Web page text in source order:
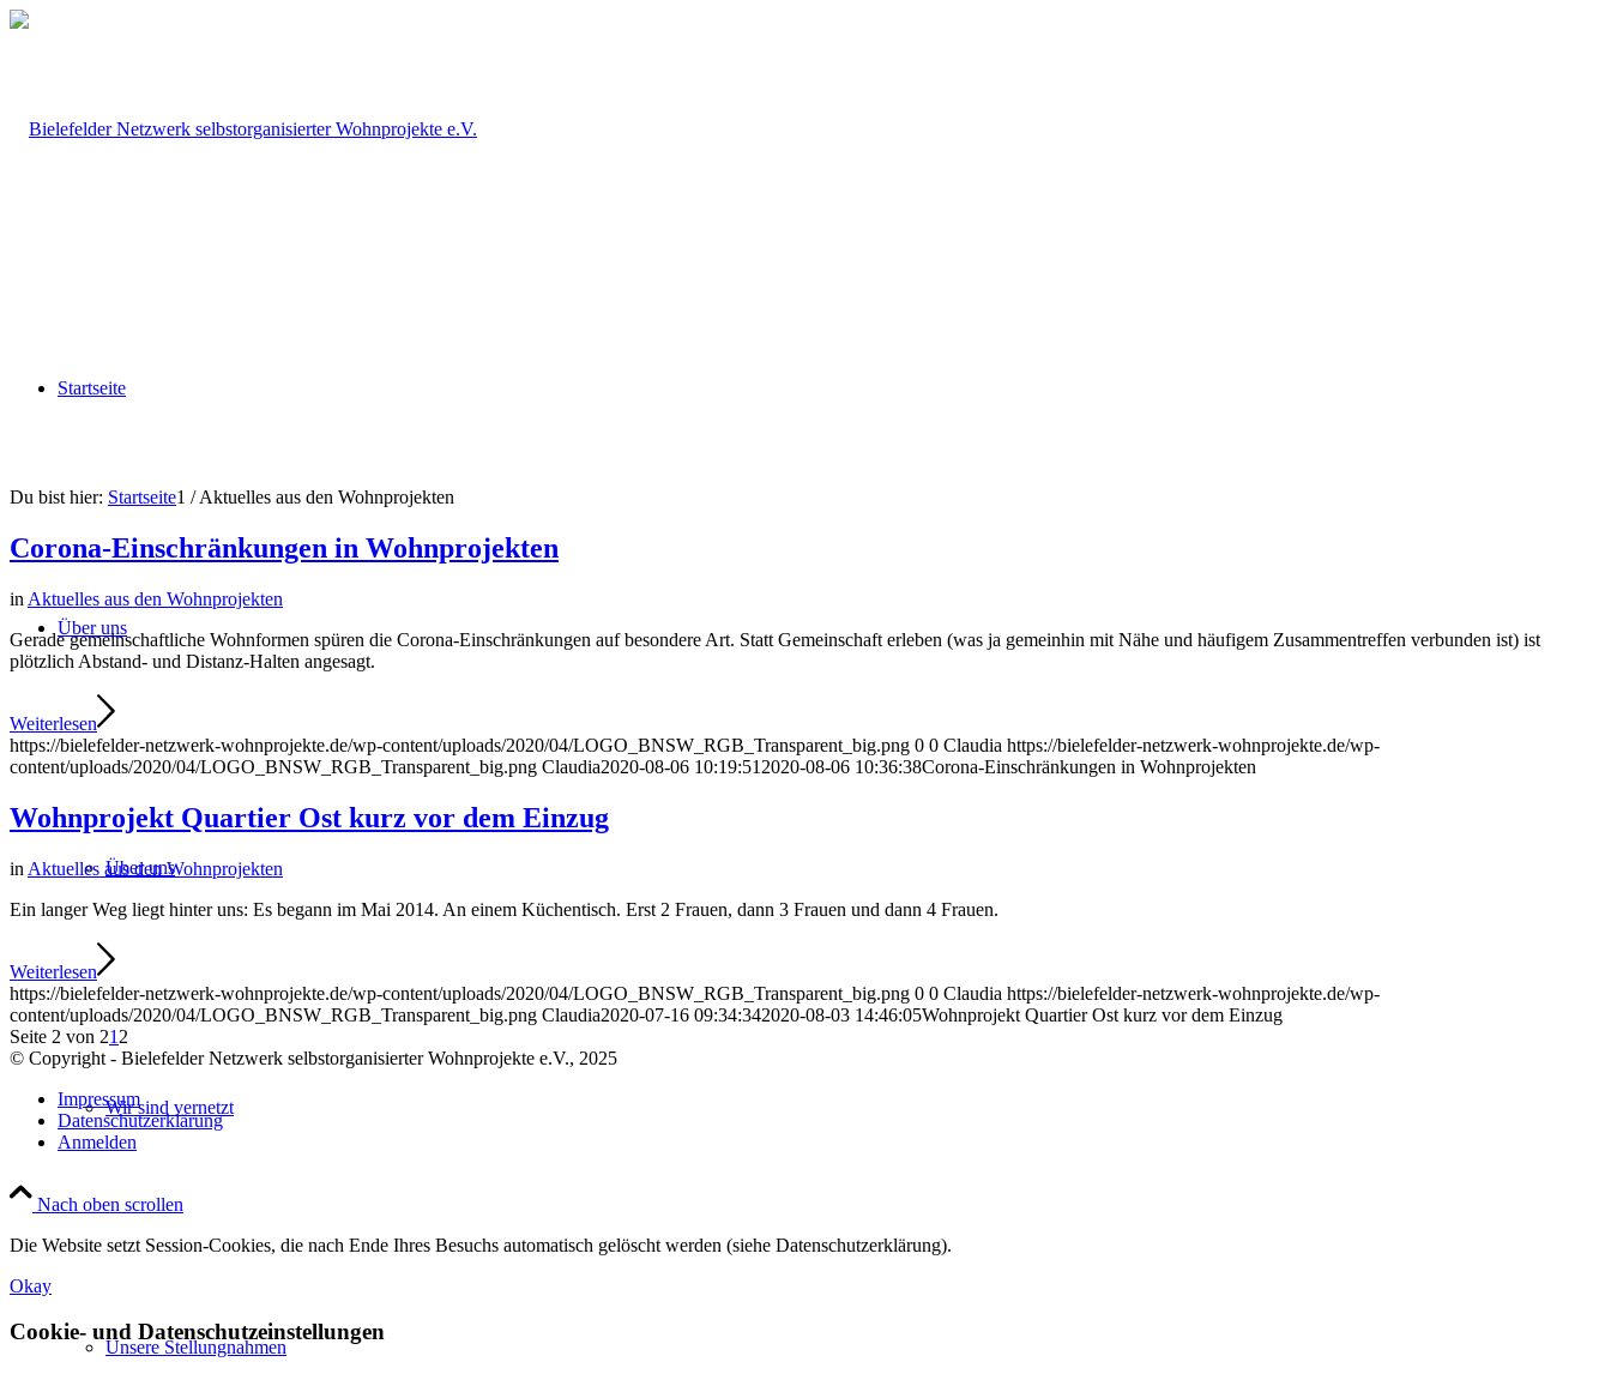
Startseite
Über uns
Über uns
Wir sind vernetzt
Unsere Stellungnahmen
Du bist hier: Startseite1 / Aktuelles aus den Wohnprojekten
Corona-Einschränkungen in Wohnprojekten
in Aktuelles aus den Wohnprojekten
Gerade gemeinschaftliche Wohnformen spüren die Corona-Einschränkungen auf besondere Art. Statt Gemeinschaft erleben (was ja gemeinhin mit Nähe und häufigem Zusammentreffen verbunden ist) ist
plötzlich Abstand- und Distanz-Halten angesagt.
Weiterlesen
https://bielefelder-netzwerk-wohnprojekte.de/wp-content/uploads/2020/04/LOGO_BNSW_RGB_Transparent_big.png 0 0 Claudia https://bielefelder-netzwerk-wohnprojekte.de/wp-
content/uploads/2020/04/LOGO_BNSW_RGB_Transparent_big.png Claudia2020-08-06 10:19:51 2020-08-06 10:36:38Corona-Einschränkungen in Wohnprojekten
Wohnprojekt Quartier Ost kurz vor dem Einzug
in Aktuelles aus den Wohnprojekten
Ein langer Weg liegt hinter uns: Es begann im Mai 2014. An einem Küchentisch. Erst 2 Frauen, dann 3 Frauen und dann 4 Frauen.
Weiterlesen
https://bielefelder-netzwerk-wohnprojekte.de/wp-content/uploads/2020/04/LOGO_BNSW_RGB_Transparent_big.png 0 0 Claudia https://bielefelder-netzwerk-wohnprojekte.de/wp-
content/uploads/2020/04/LOGO_BNSW_RGB_Transparent_big.png Claudia2020-07-16 09:34:342020-08-03 14:46:05Wohnprojekt Quartier Ost kurz vor dem Einzug
Seite 2 von 21 2
© Copyright - Bielefelder Netzwerk selbstorganisierter Wohnprojekte e.V., 2025
Impressum
Datenschutzerklärung
Anmelden
Nach oben scrollen
Die Website setzt Session-Cookies, die nach Ende Ihres Besuchs automatisch gelöscht werden (siehe Datenschutzerklärung).
Okay
Cookie- und Datenschutzeinstellungen